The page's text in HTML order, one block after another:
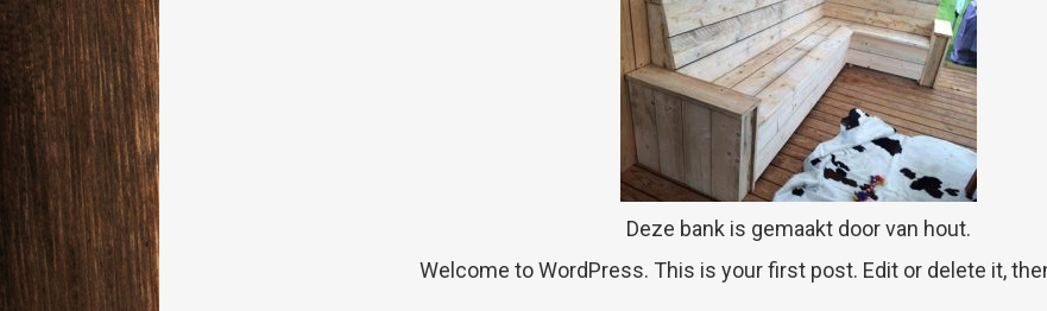
Deze bank is gemaakt door van hout.
Welcome to WordPress. This is your first post. Edit or delete it,